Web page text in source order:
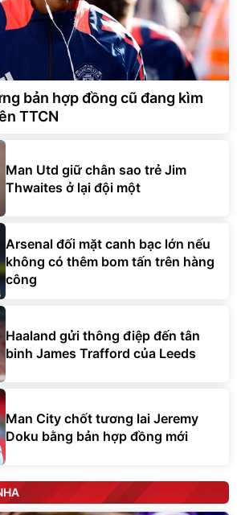
bản hợp đồng cũ đang kìm
TTCN
Man Utd giữ chân sao trẻ Jim
Thwaites ở lại đội một
Arsenal đối mặt canh bạc lớn nếu
không có thêm bom tấn trên hàng
công
Haaland gửi thông điệp đến tân
binh James Trafford của Leeds
Man City chốt tương lai Jeremy
Doku bằng bản hợp đồng mới